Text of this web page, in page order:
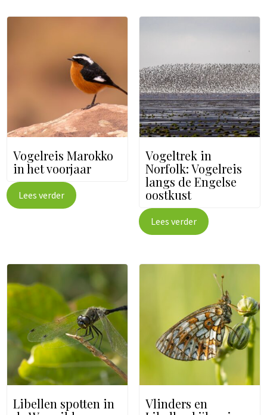
Vogelreis Marokko
in het voorjaar
Lees verder
Vogeltrek in
Norfolk: Vogelreis
langs de Engelse
oostkust
Lees verder
Libellen spotten in
Vlinders en